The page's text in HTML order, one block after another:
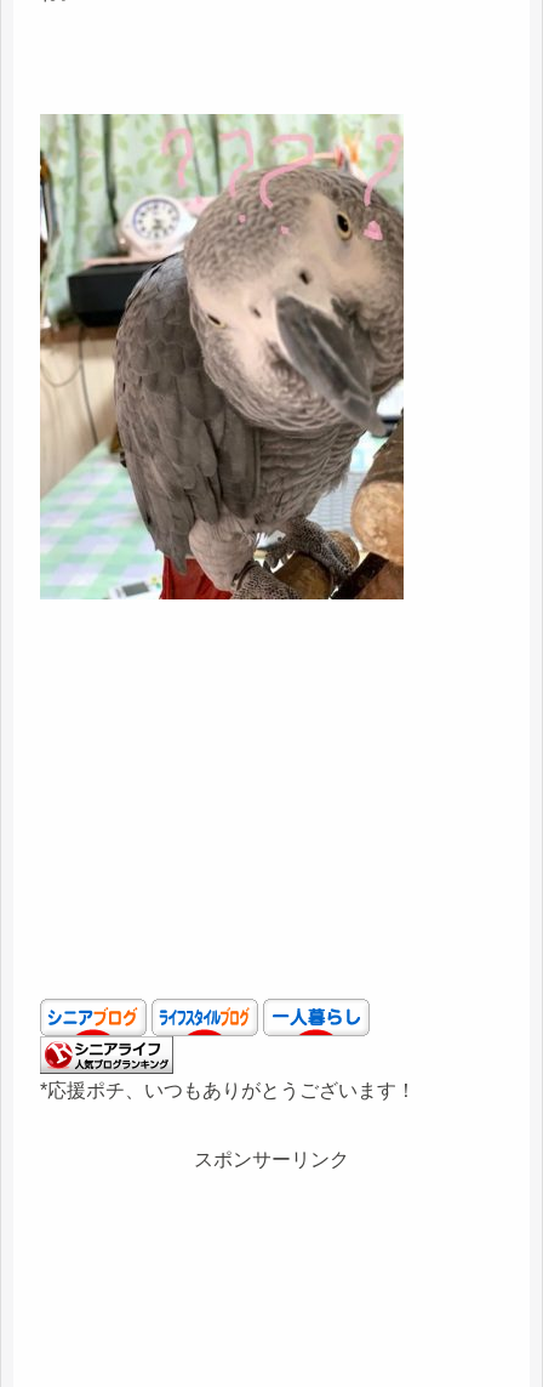
*応援ポチ、いつもありがとうございます！
スポンサーリンク